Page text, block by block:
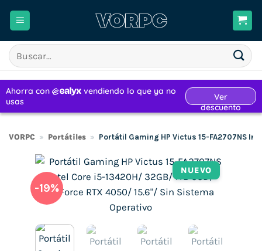
Buscar
por:
VORPC » Portátiles » Portátil Gaming HP Victus 15-FA2707NS
NUEVO
-19%